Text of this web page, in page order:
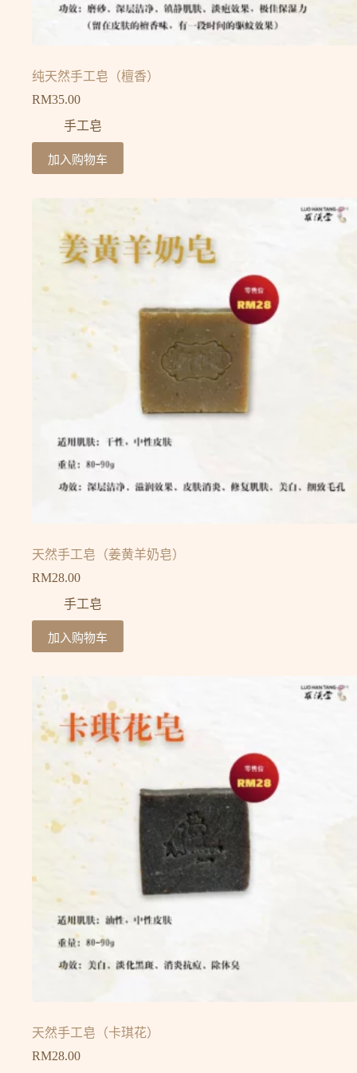
纯天然手工皂（檀香）
RM35.00
手工皂
加入购物车
天然手工皂（姜黄羊奶皂）
RM28.00
手工皂
加入购物车
天然手工皂（卡琪花）
RM28.00